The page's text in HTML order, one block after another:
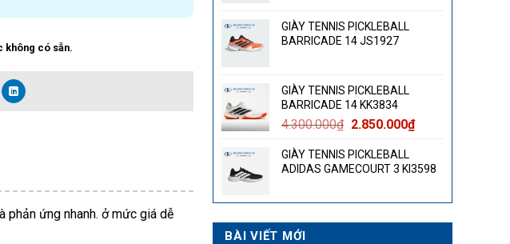
GIÀY TENNIS PICKLEBALL
BARRICADE 14 JS1927
GIÀY TENNIS PICKLEBALL
BARRICADE 14 KK3834
4.300.000₫ Giá
là:
4.300.000₫.
2.850.000₫Giá
là:
GIÀY TENNIS PICKLEBALL
ADIDAS GAMECOURT 3 KI3598
BÀI VIẾT MỚI
không có sẵn.
phản ứng nhanh. ở mức giá dễ